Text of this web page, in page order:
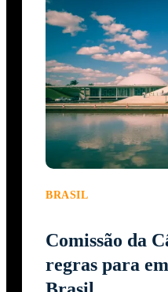
BRASIL
Comissão da
regras para